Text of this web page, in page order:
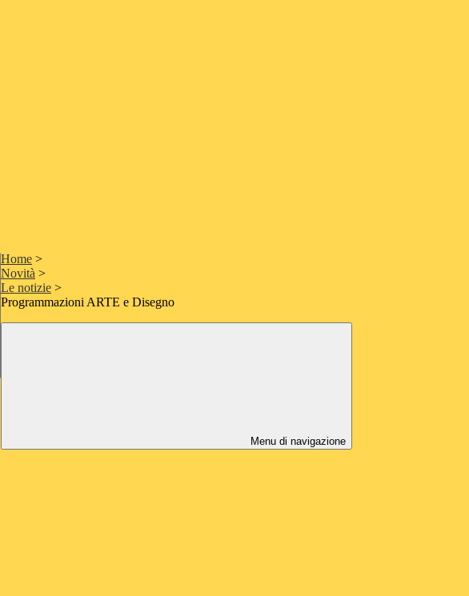
Home >
Novità >
Le notizie >
Programmazioni ARTE e Disegno
Menu di navigazione